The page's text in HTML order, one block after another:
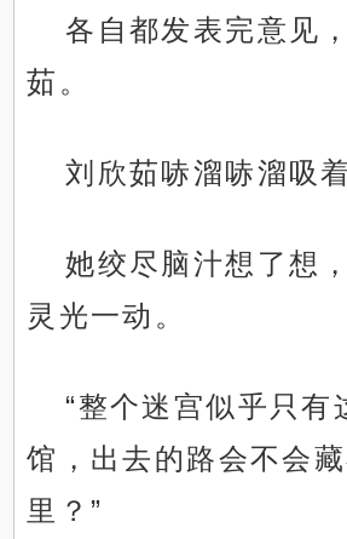
各自都发表完意见
茹。
刘欣茹哧溜哧溜吸
她绞尽脑汁想了想
灵光一动。
“整个迷宫似乎只有
馆，出去的路会不会
里？”